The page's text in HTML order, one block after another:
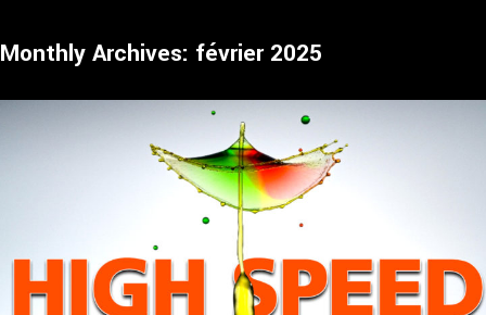
Monthly Archives: février 2025